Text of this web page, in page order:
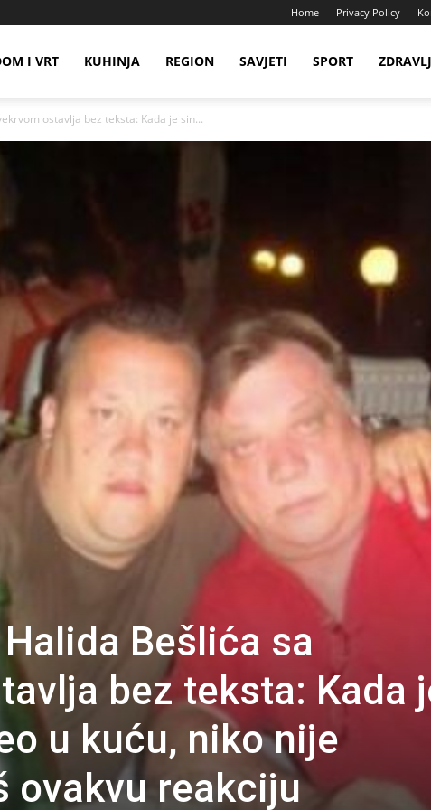
Home Privacy Policy
I VRT KUHINJA REGION SAVJETI SPORT
ostavlja bez teksta: Kada je sin...
Bešlića sa
bez teksta: Kada
u kuću, niko nije
ovakvu reakciju